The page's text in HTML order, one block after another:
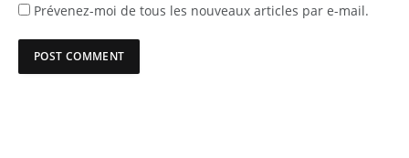
Prévenez-moi de tous les nouveaux articles par e-mail.